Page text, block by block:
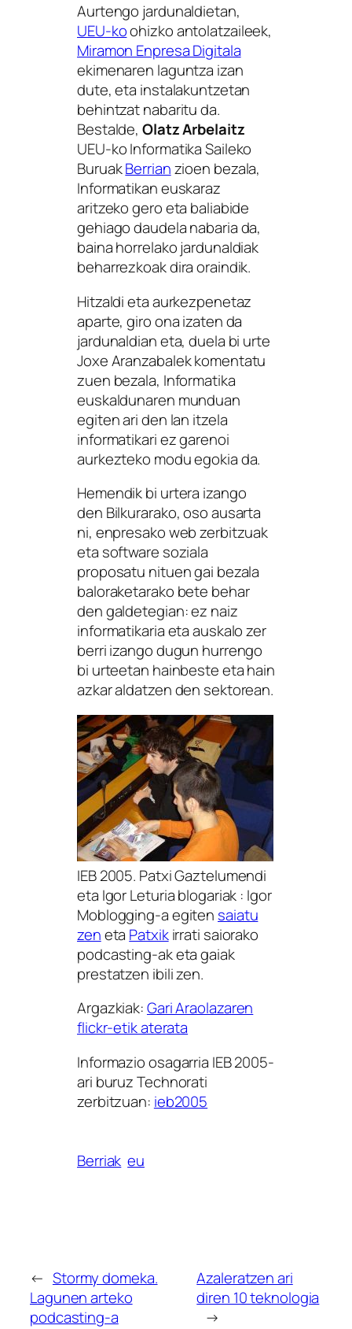
Aurtengo jardunaldietan,
UEU-koohizko antolatzaileek,
Miramon Enpresa Digitala
ekimenaren laguntza izan
dute, eta instalakuntzetan
behintzat nabaritu da.
Bestalde,Olatz Arbelaitz
UEU-ko Informatika Saileko
BuruakBerrianzioen bezala,
Informatikan euskaraz
aritzeko gero eta baliabide
gehiago daudela nabaria da,
baina horrelako jardunaldiak
beharrezkoak dira oraindik.
Hitzaldi eta aurkezpenetaz
aparte, giro ona izaten da
jardunaldian eta, duela bi urte
Joxe Aranzabalek komentatu
zuen bezala, Informatika
euskaldunaren munduan
egiten ari den lan itzela
informatikari ez garenoi
aurkezteko modu egokia da.
Hemendik bi urtera izango
den Bilkurarako, oso ausarta
ni, enpresako web zerbitzuak
eta software soziala
proposatu nituen gai bezala
baloraketarako bete behar
den galdetegian: ez naiz
informatikaria eta auskalo zer
berri izango dugun hurrengo
bi urteetan hainbeste eta hain
azkar aldatzen den sektorean.
IEB 2005. Patxi Gaztelumendi
eta Igor Leturia blogariak : Igor
Moblogging-a egiten saiatu
zeneta Patxikirrati saiorako
podcasting-ak eta gaiak
prestatzen ibili zen.
Argazkiak:Gari Araolazaren
flickr-etik aterata
Informazio osagarria IEB 2005-
ari buruz Technorati
zerbitzuan: ieb2005
Berriak eu
← Stormy domeka.
Lagunen arteko
podcasting-a
Azaleratzen ari
diren 10 teknologia
→